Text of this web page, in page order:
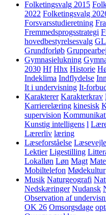
Folketingsvalg 2015
2022 Folketingsvalg
Forsvarsstudieretning
Fremmedsprogsstrategi
hovedbestyrelsesvalg
Grundforløb
Gymnasielukning
2030 Hf Hhx Historie
Indeklima Indflydelse
It i undervisning It-
Karakterer Karakterkrav
Karrierelæring kinesisk
supervision
Kunstig intelligens l
Lærerliv læring
Læseforståelse
Lektier Ligestilling
Lokalløn Løn Magt
Mobiltelefon Mødekultur
Musik Naturgeografi
Nedskæringer Nudansk
Observation af
OK 26 Omsorgsdage